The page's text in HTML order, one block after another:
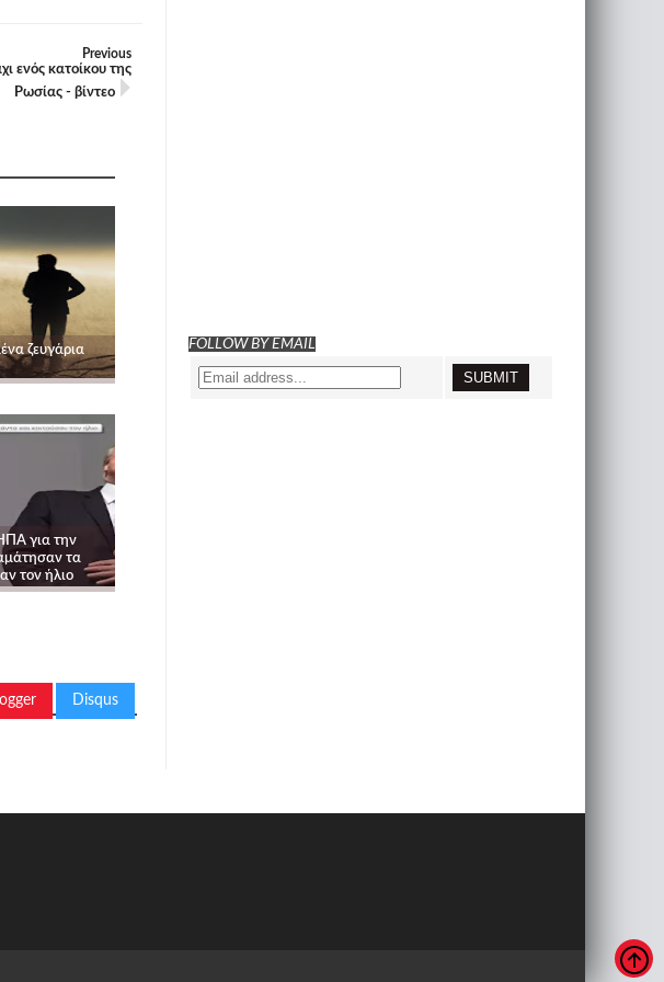
Previous
ενός κατοίκου της
Ρωσίας - βίντεο
ζευγάρια
για την
τα
τον ήλιο
Disqus
FOLLOW BY EMAIL